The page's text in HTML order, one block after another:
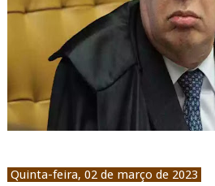
Quinta-feira, 02 de março de 2023